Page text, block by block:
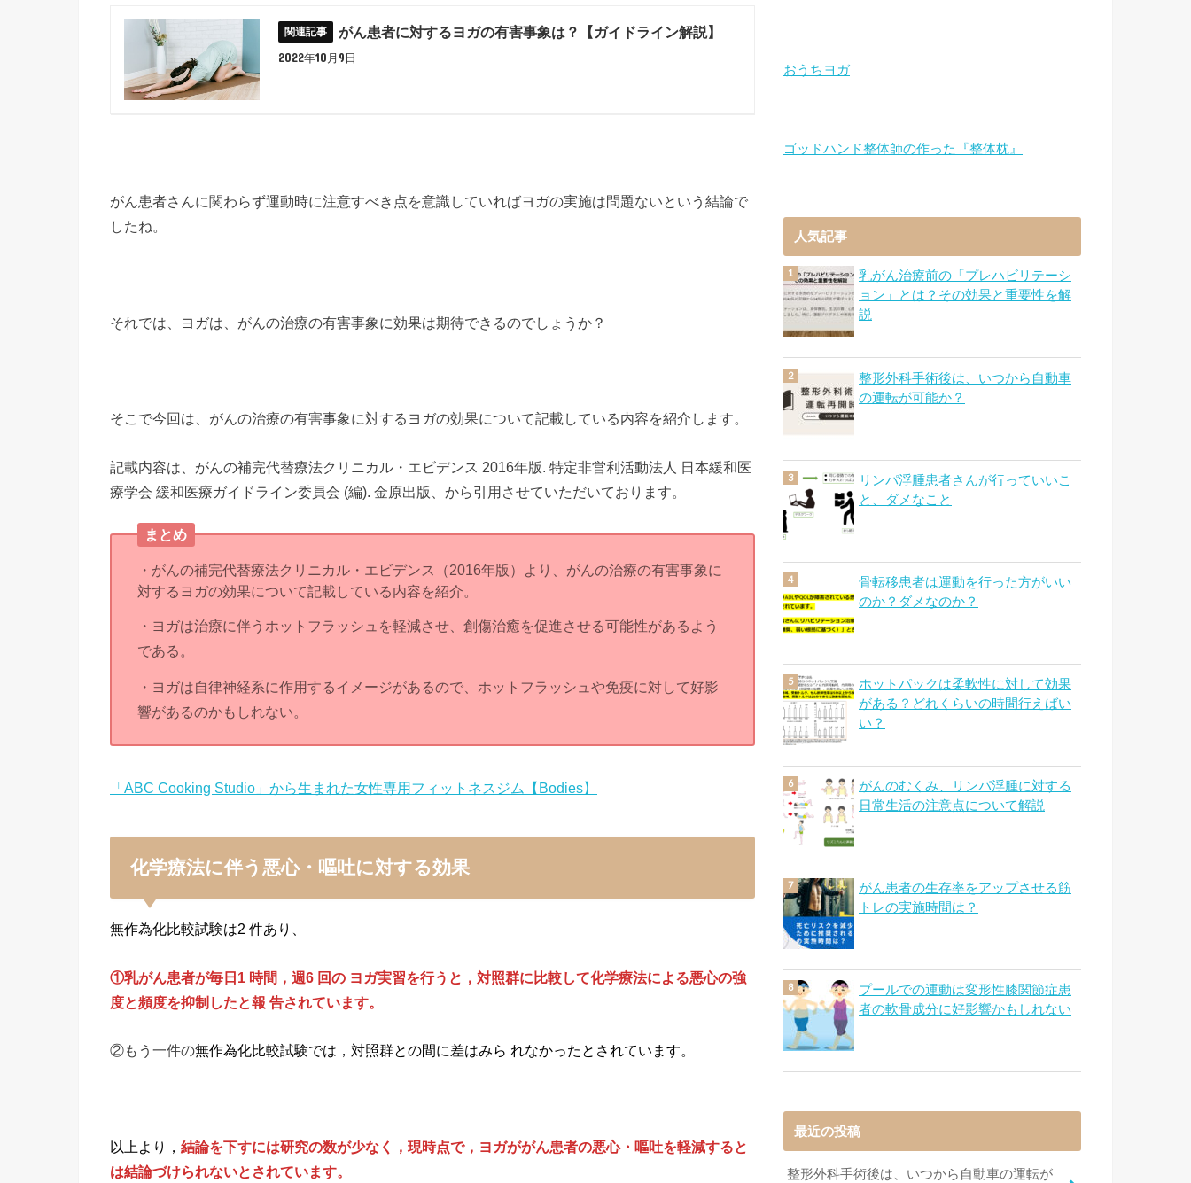
がん患者に対するヨガの有害事象は？【ガイドライン解説】
2022年10月9日
がん患者さんに関わらず運動時に注意すべき点を意識していればヨガの実施は問題ないという結論で
したね。
それでは、ヨガは、がんの治療の有害事象に効果は期待できるのでしょうか？
そこで今回は、がんの治療の有害事象に対するヨガの効果について記載している内容を紹介します。
記載内容は、がんの補完代替療法クリニカル・エビデンス 2016年版. 特定非営利活動法人 日本緩和医
療学会 緩和医療ガイドライン委員会 (編). 金原出版、から引用させていただいております。
まとめ
・がんの補完代替療法クリニカル・エビデンス（2016年版）より、がんの治療の有害事象に
対するヨガの効果について記載している内容を紹介。
・ヨガは治療に伴うホットフラッシュを軽減させ、創傷治癒を促進させる可能性があるよう
である。
・ヨガは自律神経系に作用するイメージがあるので、ホットフラッシュや免疫に対して好影
響があるのかもしれない。
「ABC Cooking Studio」から生まれた女性専用フィットネスジム【Bodies】
化学療法に伴う悪心・嘔吐に対する効果
無作為化比較試験は2 件あり、
①乳がん患者が毎日1 時間，週6 回の ヨガ実習を行うと，対照群に比較して化学療法による悪心の強
度と頻度を抑制したと報 告されています。
②もう一件の無作為化比較試験では，対照群との間に差はみら れなかったとされています。
以上より， 結論を下すには研究の数が少なく，現時点で，ヨガががん患者の悪心・嘔吐を軽減すると
は結論づけられないとされています。
おうちヨガ
ゴッドハンド整体師の作った『整体枕』
人気記事
乳がん治療前の「プレハビリテーシ
ョン」とは？その効果と重要性を解
説
整形外科手術後は、いつから自動車
の運転が可能か？
リンパ浮腫患者さんが行っていいこ
と、ダメなこと
骨転移患者は運動を行った方がいい
のか？ダメなのか？
ホットパックは柔軟性に対して効果
がある？どれくらいの時間行えばい
い？
がんのむくみ、リンパ浮腫に対する
日常生活の注意点について解説
がん患者の生存率をアップさせる筋
トレの実施時間は？
プールでの運動は変形性膝関節症患
者の軟骨成分に好影響かもしれない
最近の投稿
整形外科手術後は、いつから自動車の運転が